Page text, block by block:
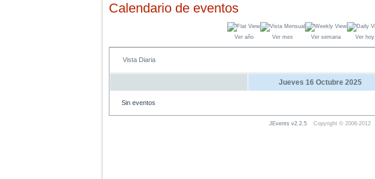
Calendario de eventos
Ver año Ver mes Ver semana Ver hoy
Vista Diaria
Jueves 16 Octubre 2025
Sin eventos
JEvents v2.2.5 Copyright © 2006-2012